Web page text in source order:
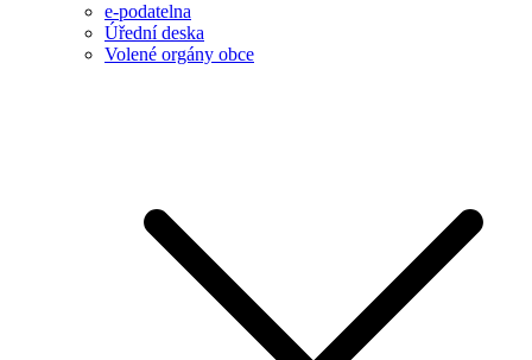
e-podatelna
Úřední deska
Volené orgány obce